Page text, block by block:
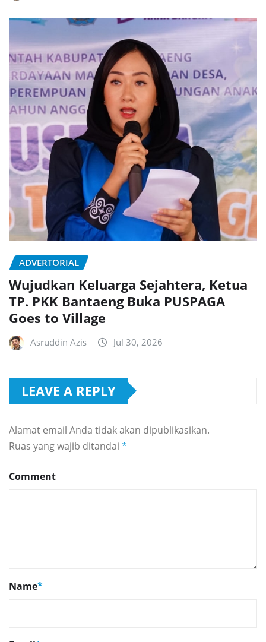
ADVERTORIAL
Wujudkan Keluarga Sejahtera, Ketua
TP. PKK Bantaeng Buka PUSPAGA
Goes to Village
Asruddin Azis Jul 30, 2026
LEAVE A REPLY
Alamat email Anda tidak akan dipublikasikan.
Ruas yang wajib ditandai *
Comment
Name*